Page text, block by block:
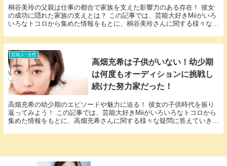
桐谷美玲の父親は仕事の都合で家族を支えた影響力のある存在！ 彼女
の成功に隠れた家族の支えとは？ この記事では、芸能大好きMiiがいろ
いろなトコロから集めた情報をもとに、桐谷美玲さんに関する様々な疑
芸能人ｰ女性
高畑充希は子供がいない！幼少期
は何度もオーディションに挑戦し
続けた努力家だった！
高畑充希の幼少期のエピソードや魅力に迫る！ 彼女の子供時代を振り
返ってみよう！ この記事では、芸能大好きMiiがいろいろなトコロから
集めた情報をもとに、高畑充希さんに関する様々な疑問に答えていきま